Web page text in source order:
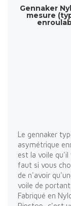
Gennaker
mesure
Le gennaker
asymétrique
est la voile qu'il
faut si vous
de n'avoir
voile de portant.
Fabriqué en